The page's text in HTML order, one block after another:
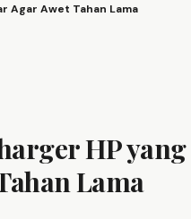
Agar Awet Tahan Lama
HP yang
Lama